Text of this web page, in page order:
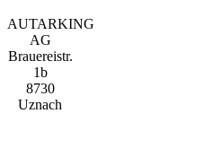
AUTARKING
AG
Brauereistr.
1b
8730
Uznach